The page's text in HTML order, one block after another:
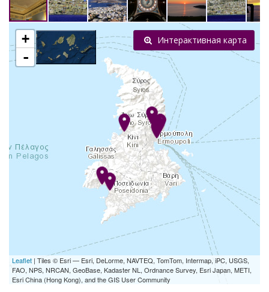
+
-
Leaflet | Tiles © Esri — Esri, DeLorme, NAVTEQ, TomTom, Intermap, iPC, USGS,
FAO, NPS, NRCAN, GeoBase, Kadaster NL, Ordnance Survey, Esri Japan, METI,
Esri China (Hong Kong), and the GIS User Community
Интерактивная карта